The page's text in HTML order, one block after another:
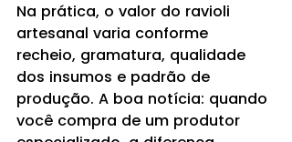
Na prática, o valor do ravioli
artesanal varia conforme
recheio, gramatura, qualidade
dos insumos e padrão de
produção. A boa notícia: quando
você compra de um produtor